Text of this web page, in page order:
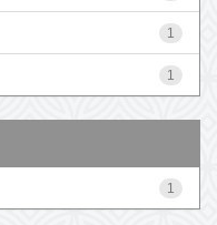
1
1
1